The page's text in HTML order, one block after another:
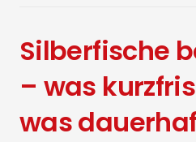
Silberfische
– was
was